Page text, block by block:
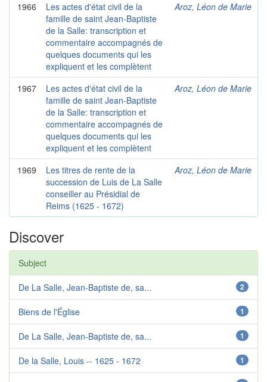
1966
Les actes d'état civil de la
famille de saint Jean-Baptiste
de la Salle: transcription et
commentaire accompagnés de
quelques documents qui les
expliquent et les complètent
Aroz, Léon de Marie
1967
Les actes d'état civil de la
famille de saint Jean-Baptiste
de la Salle: transcription et
commentaire accompagnés de
quelques documents qui les
expliquent et les complètent
Aroz, Léon de Marie
1969
Les titres de rente de la
succession de Luis de La Salle
conseiller au Présidial de
Reims (1625 - 1672)
Aroz, Léon de Marie
Discover
Subject
2
De La Salle, Jean-Baptiste de, sa...
1
Biens de l'Église
1
De La Salle, Jean-Baptiste de, sa...
1
De la Salle, Louis -- 1625 - 1672